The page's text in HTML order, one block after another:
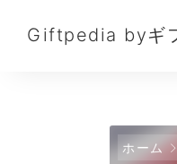
Giftpedia byギ
ホーム